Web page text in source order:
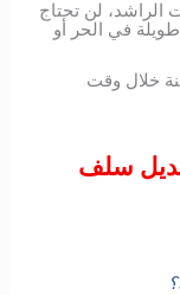
لن تحتاج
طويلة في الحر أو
خلال وقت
سلف